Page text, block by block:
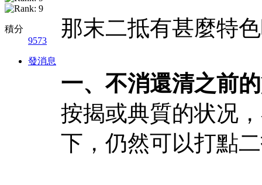
積分
9573
發消息
那末二抵有甚麼特
一、不消還清之前
按揭或典質的状况
下，仍然可以打點